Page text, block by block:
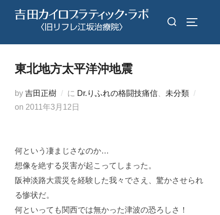
検
対
東北地方太平洋沖地震
by 吉田正樹 に Dr.りふれの格闘技痛信、 未分類
on 投
2011年3月12日
何という凄まじさなのか…
想像を絶する災害が起こってしまった。
阪神淡路大震災を経験した我々でさえ、驚かさせられ
る惨状だ。
何といっても関西では無かった津波の恐ろしさ！